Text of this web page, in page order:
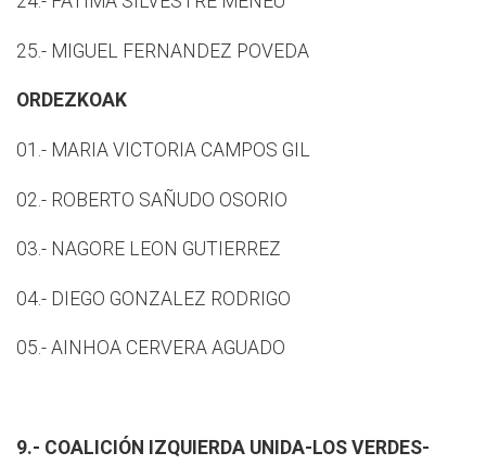
25.- MIGUEL FERNANDEZ POVEDA
ORDEZKOAK
01.- MARIA VICTORIA CAMPOS GIL
02.- ROBERTO SAÑUDO OSORIO
03.- NAGORE LEON GUTIERREZ
04.- DIEGO GONZALEZ RODRIGO
05.- AINHOA CERVERA AGUADO
9.- COALICIÓN IZQUIERDA UNIDA-LOS VERDES-